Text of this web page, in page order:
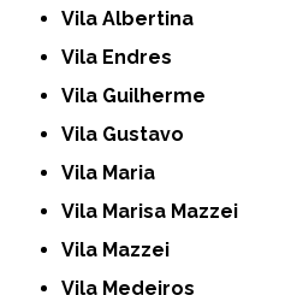
Vila Albertina
Vila Endres
Vila Guilherme
Vila Gustavo
Vila Maria
Vila Marisa Mazzei
Vila Mazzei
Vila Medeiros